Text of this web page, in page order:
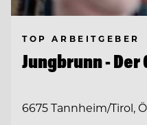
TOP ARBEITGEBER
Jungbrunn -
6675 Tannheim/Tirol,